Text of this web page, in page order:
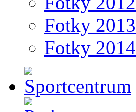
Fotky 2013
Fotky 2014